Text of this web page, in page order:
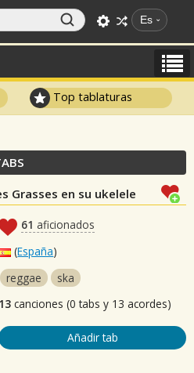
Es
Top tablaturas
Grasses en su ukelele
61 aficionados
(España)
reggae
ska
13 canciones (0 tabs y 13 acordes)
Añadir tab